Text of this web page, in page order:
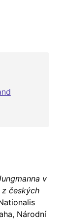
v
českých
Národní